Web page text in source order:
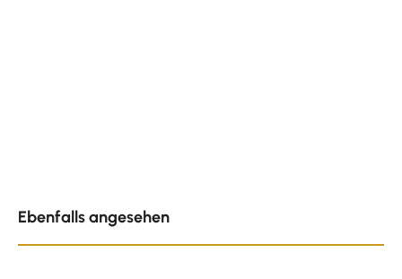
Ebenfalls angesehen